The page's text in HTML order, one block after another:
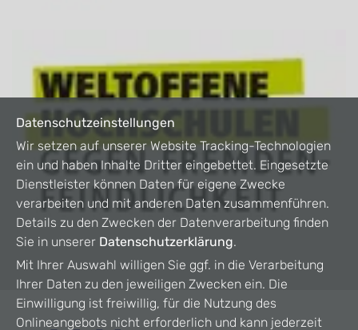
Datenschutzeinstellungen
Wir setzen auf unserer Website Tracking-Technologien
ein und haben Inhalte Dritter eingebettet. Eingesetzte
Dienstleister können Daten für eigene Zwecke
verarbeiten und mit anderen Daten zusammenführen.
Details zu den Zwecken der Datenverarbeitung finden
Sie in unserer Datenschutzerklärung.
Mit Ihrer Auswahl willigen Sie ggf. in die Verarbeitung
Ihrer Daten zu den jeweiligen Zwecken ein. Die
Einwilligung ist freiwillig, für die Nutzung des
Onlineangebots nicht erforderlich und kann jederzeit